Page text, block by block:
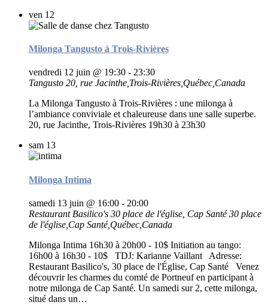
ven 12
Milonga Tangusto à Trois-Rivières
vendredi 12 juin @ 19:30 - 23:30
Tangusto 20, rue Jacinthe,Trois-Rivières,Québec,Canada
La Milonga Tangusto à Trois-Rivières : une milonga à
l’ambiance conviviale et chaleureuse dans une salle superbe.
20, rue Jacinthe, Trois-Rivières 19h30 à 23h30
sam 13
Milonga Intima
samedi 13 juin @ 16:00 - 20:00
Restaurant Basilico's 30 place de l'église, Cap Santé30 place
de l'église,Cap Santé,Québec,Canada
Milonga Intima 16h30 à 20h00 - 10$ Initiation au tango:
16h00 à 16h30 - 10$ TDJ: Karianne Vaillant Adresse:
Restaurant Basilico's, 30 place de l'Église, Cap Santé Venez
découvrir les charmes du comté de Portneuf en participant à
notre milonga de Cap Santé. Un samedi sur 2, cette milonga,
situé dans un…